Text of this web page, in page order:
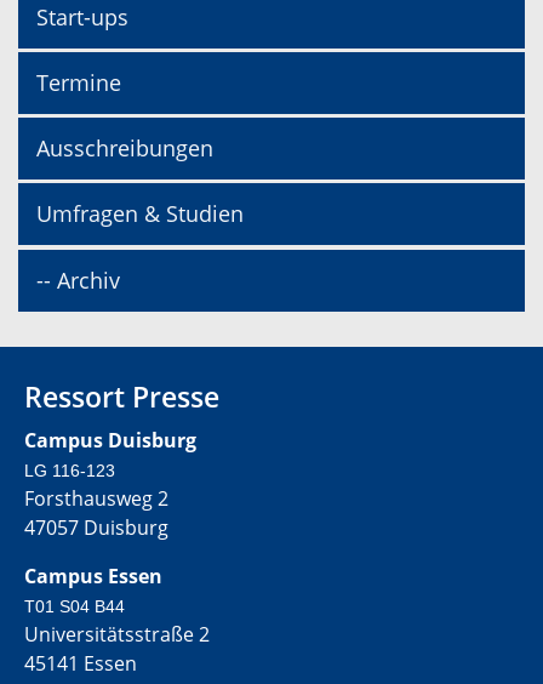
Start-ups
Termine
Ausschreibungen
Umfragen & Studien
-- Archiv
Ressort Presse
Campus Duisburg
LG 116-123
Forsthausweg 2
47057 Duisburg
Campus Essen
T01 S04 B44
Universitätsstraße 2
45141 Essen